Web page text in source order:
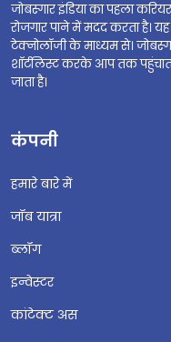
जोबस्गार इंडिया का पहला
रोजगार पाने में मदद करता है।
टेक्नोलॉजी के माध्यम से।
शॉर्टलिस्ट करके आप तक
जाता है।
कंपनी
हमारे बारे में
जॉब यात्रा
ब्लॉग
इन्वेस्टर
कांटेक्ट अस